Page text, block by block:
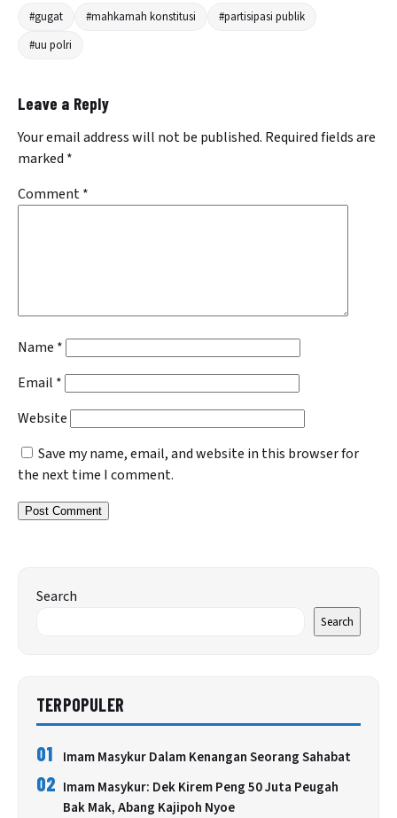
#gugat #mahkamah konstitusi
#partisipasi publik
#uu polri
Leave a Reply
Your email address will not be published. Required fields are
marked *
Comment*
Name *
Email *
Website
Save my name, email, and website in this browser for
the next time I comment.
Search
Search
TERPOPULER
01 Imam Masykur Dalam Kenangan Seorang Sahabat
02 Imam Masykur: Dek Kirem Peng 50 Juta Peugah
Bak Mak, Abang Kajipoh Nyoe